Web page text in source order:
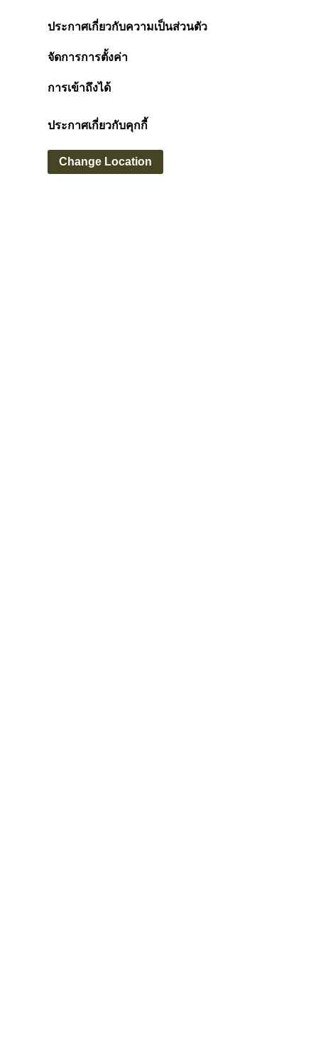
ประกาศเกี่ยวกับความเป็นส่วนตัว
จัดการการตั้งค่า
การเข้าถึงได้
ประกาศเกี่ยวกับคุกกี้
Change Location